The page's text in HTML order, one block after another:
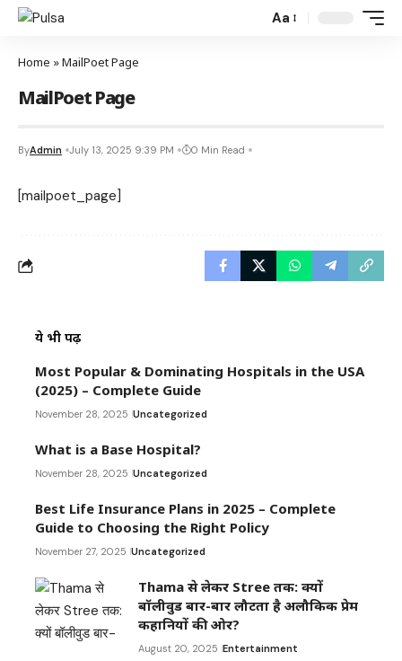
Aa
Home »MailPoet Page
MailPoet Page
ByAdmin July 13, 2025 9:39 PM 0 Min Read
[mailpoet_page]
ये भी पढ़ें
Most Popular & Dominating Hospitals in the USA
(2025) – Complete Guide
November 28, 2025 Uncategorized
What is a Base Hospital?
November 28, 2025 Uncategorized
Best Life Insurance Plans in 2025 – Complete
Guide to Choosing the Right Policy
November 27, 2025 Uncategorized
Thama से लेकर Stree तक: क्यों
बॉलीवुड बार-बार लौटता है अलौकिक प्रेम
कहानियों की ओर?
August 20, 2025 Entertainment